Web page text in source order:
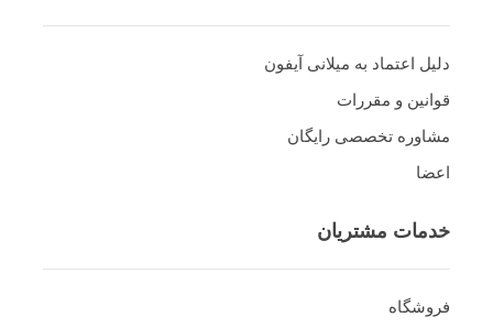
دلیل اعتماد به میلانی آیفون
قوانین و مقررات
مشاوره تخصصی رایگان
اعضا
خدمات مشتریان
فروشگاه